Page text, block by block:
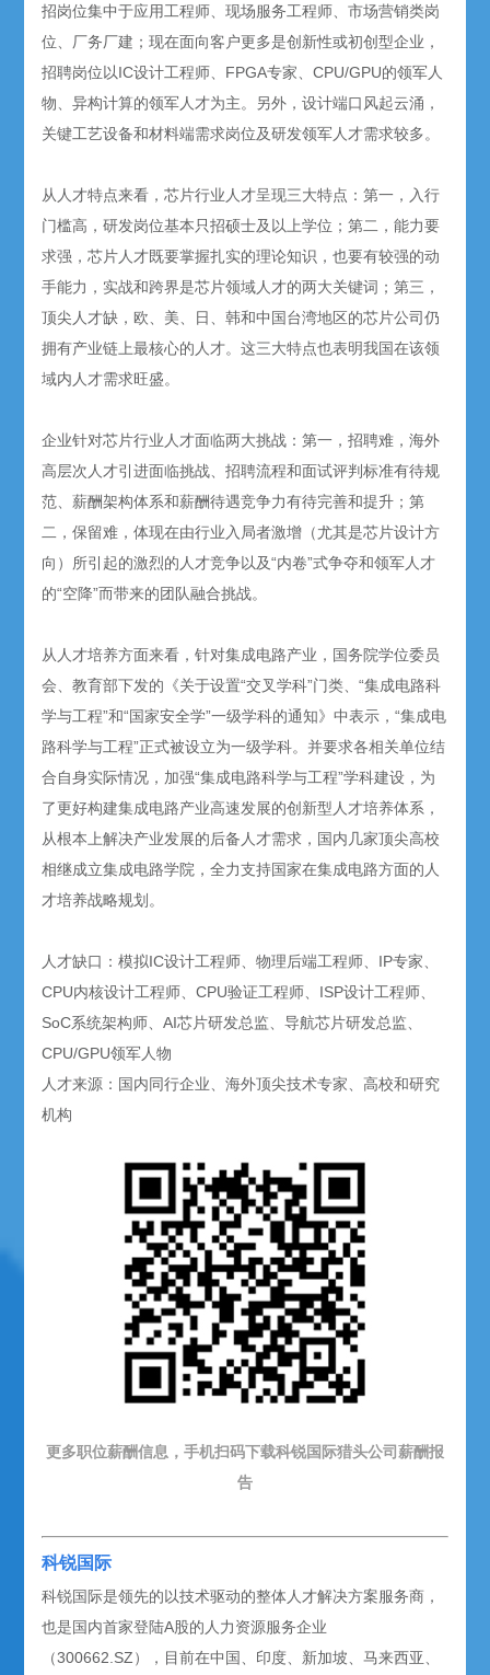
招岗位集中于应用工程师、现场服务工程师、市场营销类岗
位、厂务厂建；现在面向客户更多是创新性或初创型企业，
招聘岗位以IC设计工程师、FPGA专家、CPU/GPU的领军人
物、异构计算的领军人才为主。另外，设计端口风起云涌，
关键工艺设备和材料端需求岗位及研发领军人才需求较多。
从人才特点来看，芯片行业人才呈现三大特点：第一，入行
门槛高，研发岗位基本只招硕士及以上学位；第二，能力要
求强，芯片人才既要掌握扎实的理论知识，也要有较强的动
手能力，实战和跨界是芯片领域人才的两大关键词；第三，
顶尖人才缺，欧、美、日、韩和中国台湾地区的芯片公司仍
拥有产业链上最核心的人才。这三大特点也表明我国在该领
域内人才需求旺盛。
企业针对芯片行业人才面临两大挑战：第一，招聘难，海外
高层次人才引进面临挑战、招聘流程和面试评判标准有待规
范、薪酬架构体系和薪酬待遇竞争力有待完善和提升；第
二，保留难，体现在由行业入局者激增（尤其是芯片设计方
向）所引起的激烈的人才竞争以及“内卷”式争夺和领军人才
的“空降”而带来的团队融合挑战。
从人才培养方面来看，针对集成电路产业，国务院学位委员
会、教育部下发的《关于设置“交叉学科”门类、“集成电路科
学与工程”和“国家安全学”一级学科的通知》中表示，“集成电
路科学与工程”正式被设立为一级学科。并要求各相关单位结
合自身实际情况，加强“集成电路科学与工程”学科建设，为
了更好构建集成电路产业高速发展的创新型人才培养体系，
从根本上解决产业发展的后备人才需求，国内几家顶尖高校
相继成立集成电路学院，全力支持国家在集成电路方面的人
才培养战略规划。
人才缺口：模拟IC设计工程师、物理后端工程师、IP专家、
CPU内核设计工程师、CPU验证工程师、ISP设计工程师、
SoC系统架构师、AI芯片研发总监、导航芯片研发总监、
CPU/GPU领军人物
人才来源：国内同行企业、海外顶尖技术专家、高校和研究
机构
更多职位薪酬信息，手机扫码下载科锐国际猎头公司薪酬报
告
科锐国际
科锐国际是领先的以技术驱动的整体人才解决方案服务商，
也是国内首家登陆A股的人力资源服务企业
（300662.SZ），目前在中国、印度、新加坡、马来西亚、